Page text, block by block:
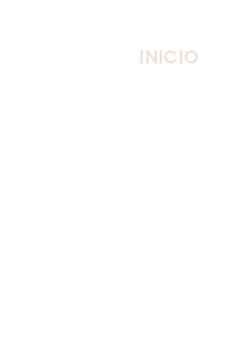
INICIO